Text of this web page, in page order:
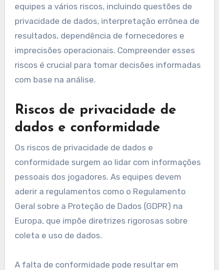
equipes a vários riscos, incluindo questões de
privacidade de dados, interpretação errônea de
resultados, dependência de fornecedores e
imprecisões operacionais. Compreender esses
riscos é crucial para tomar decisões informadas
com base na análise.
Riscos de privacidade de
dados e conformidade
Os riscos de privacidade de dados e
conformidade surgem ao lidar com informações
pessoais dos jogadores. As equipes devem
aderir a regulamentos como o Regulamento
Geral sobre a Proteção de Dados (GDPR) na
Europa, que impõe diretrizes rigorosas sobre
coleta e uso de dados.
A falta de conformidade pode resultar em